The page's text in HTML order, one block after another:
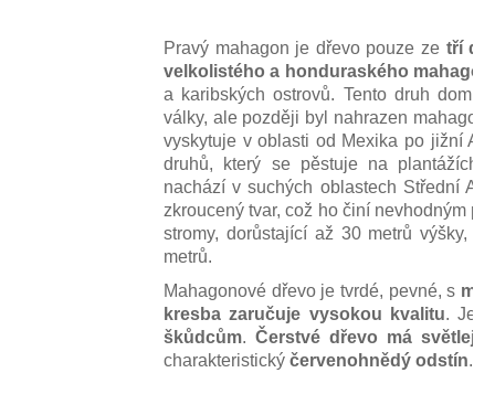
Pravý mahagon je dřevo pouze ze tří
velkolistého a honduraského
a karibských ostrovů. Tento druh
války, ale později byl nahrazen
vyskytuje v oblasti od Mexika po jižní
druhů, který se pěstuje na plantážích
nachází v suchých oblastech Střední
zkroucený tvar, což ho činí nevhodným
stromy, dorůstající až 30 metrů výšky,
metrů.
Mahagonové dřevo je tvrdé, pevné, s
kresba zaručuje vysokou kvalitu. Je
škůdcům. Čerstvé dřevo má
charakteristický červenohnědý odstín.